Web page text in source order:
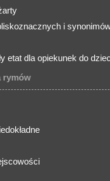
i
etat dla opiekunek do
rymów